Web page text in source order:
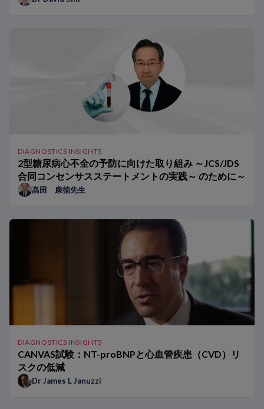
DIAGNOSTICS INSIGHTS
2型糖尿病心不全の予防に向けた取り組み ～JCS/JDS
合同コンセンサスステートメントの実践～ のために～
髙田 康徳先生
DIAGNOSTICS INSIGHTS
CANVAS試験：NT-proBNPと心血管疾患（CVD）リ
スクの低減
Dr James L Januzzi